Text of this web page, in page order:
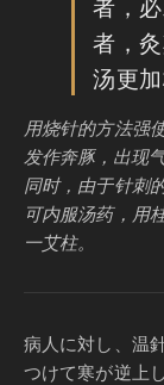
者，
汤更加
用烧针的方法强使病人出汗，致心阳损伤、下寒上逆，一定会
发作奔豚，出现
同时，由于针刺
可内服汤药，用
一艾柱。
病人に対し、温
つけて寒が逆上